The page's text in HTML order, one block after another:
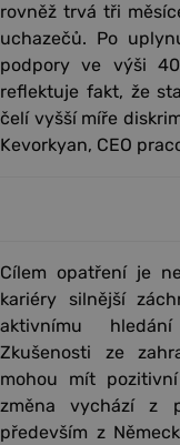
rovněž trvá tři
uchazečů. Po
podpory ve výši
reflektuje fakt, že
čelí vyšší míře
Kevorkyan, CEO
Cílem opatření je
kariéry silnější
aktivnímu
Zkušenosti ze
mohou mít
změna vychází z
především z